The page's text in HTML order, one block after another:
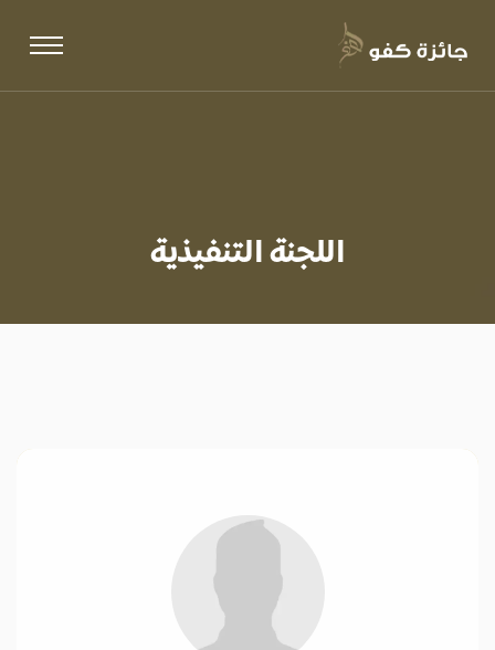
اللجنة التنفيذية